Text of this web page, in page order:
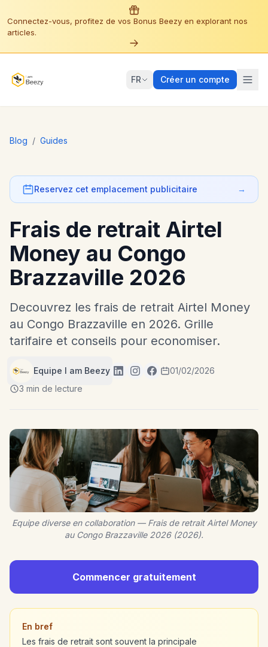
Connectez-vous, profitez de vos Bonus Beezy en explorant nos
articles.
FR Créer un compte
Blog / Guides
Reservez cet emplacement publicitaire →
Frais de retrait Airtel
Money au Congo
Brazzaville 2026
Decouvrez les frais de retrait Airtel Money
au Congo Brazzaville en 2026. Grille
tarifaire et conseils pour economiser.
Equipe I am Beezy
01/02/2026
3 min de lecture
Equipe diverse en collaboration — Frais de retrait Airtel Money
au Congo Brazzaville 2026 (2026).
Commencer gratuitement
En bref
Les frais de retrait sont souvent la principale